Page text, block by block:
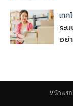
เทค
ระ
อย่
หน้าแรก